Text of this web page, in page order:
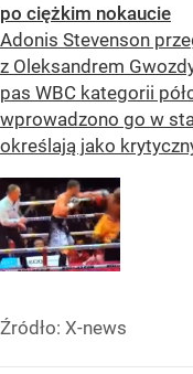
po ciężkim nokaucie
Adonis Stevenson
z Oleksandrem
pas WBC kategorii
wprowadzono go w
określają jako
Źródło: X-news